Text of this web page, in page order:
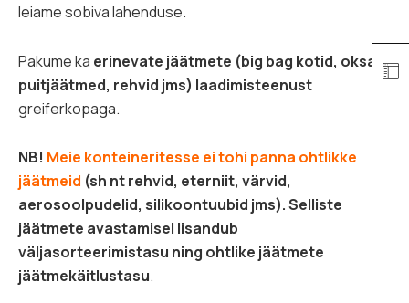
leiame sobiva lahenduse.
Pakume ka erinevate jäätmete (big bag kotid, oksad,
puitjäätmed, rehvid jms) laadimisteenust
greiferkopaga.
NB! Meie konteineritesse ei tohi panna ohtlikke
jäätmeid (sh nt rehvid, eterniit, värvid,
aerosoolpudelid, silikoontuubid jms). Selliste
jäätmete avastamisel lisandub
väljasorteerimistasu ning ohtlike jäätmete
jäätmekäitlustasu.